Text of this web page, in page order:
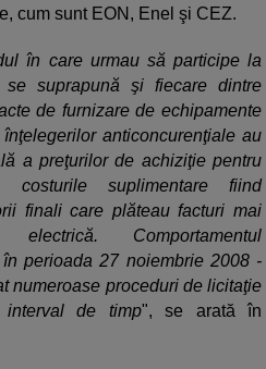
cum sunt EON, Enel şi CEZ.
în care urmau să participe la
suprapună şi fiecare dintre
de furnizare de echipamente
anticoncurenţiale au
a preţurilor de achiziţie pentru
costurile suplimentare fiind
finali care plăteau facturi mai
Comportamentul
perioada 27 noiembrie 2008 -
numeroase proceduri de licitaţie
de timp", se arată în